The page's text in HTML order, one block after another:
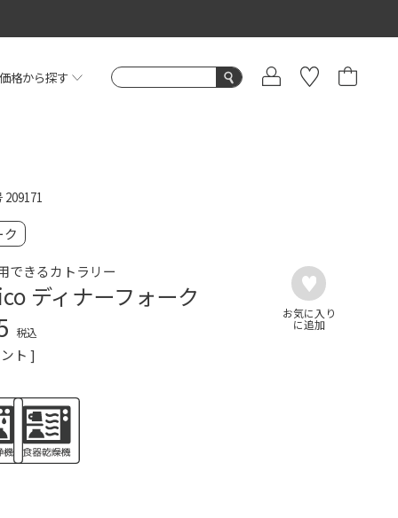
価格から探す
209171
ク
できるカトラリー
ディナーフォーク
税込
ト ]